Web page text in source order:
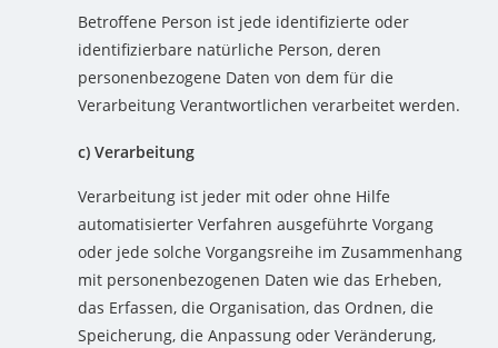
Betroffene Person ist jede identifizierte oder
identifizierbare natürliche Person, deren
personenbezogene Daten von dem für die
Verarbeitung Verantwortlichen verarbeitet werden.
c) Verarbeitung
Verarbeitung ist jeder mit oder ohne Hilfe
automatisierter Verfahren ausgeführte Vorgang
oder jede solche Vorgangsreihe im Zusammenhang
mit personenbezogenen Daten wie das Erheben,
das Erfassen, die Organisation, das Ordnen, die
Speicherung, die Anpassung oder Veränderung,